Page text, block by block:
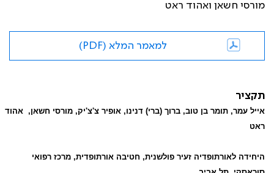
מורסי חשאן ואהוד ראט
למאמר המלא (PDF)
תקציר
אייל עמר, תומר בן טוב, ברוך (ברי) דנינו, אופיר צ'צ'יק, מורסי חשאן, אהוד
ראט
היחידה לאורתופדיה זעיר פולשנית, חטיבה אורתופדית, מרכז רפואי